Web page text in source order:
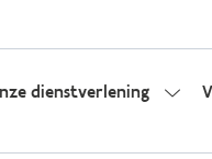
dienstverlening